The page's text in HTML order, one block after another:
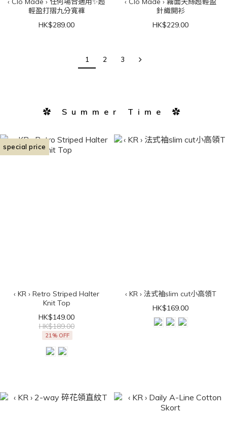
輕盈打摺九分寬褲
HK$289.00
針織開衫
HK$229.00
1 2 3
✿ Summer Time ✿
special price
‹ KR › Retro Striped Halter
Knit Top
HK$149.00
HK$189.00
21% OFF
‹ KR › 法式袖slim cut小高領T
HK$169.00